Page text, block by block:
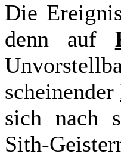
von
Die
denn auf
scheinender
sich nach
Sith-